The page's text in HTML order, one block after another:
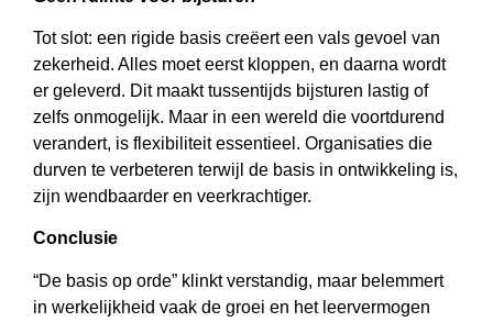
Tot slot: een rigide basis creëert een vals gevoel van
zekerheid. Alles moet eerst kloppen, en daarna wordt
er geleverd. Dit maakt tussentijds bijsturen lastig of
zelfs onmogelijk. Maar in een wereld die voortdurend
verandert, is flexibiliteit essentieel. Organisaties die
durven te verbeteren terwijl de basis in ontwikkeling is,
zijn wendbaarder en veerkrachtiger.
Conclusie
“De basis op orde” klinkt verstandig, maar belemmert
in werkelijkheid vaak de groei en het leervermogen